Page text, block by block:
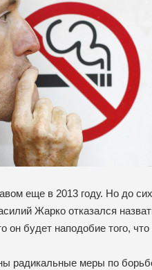
еще в 2013 году. Но до
Жарко отказался
будет наподобие того,
радикальные меры по